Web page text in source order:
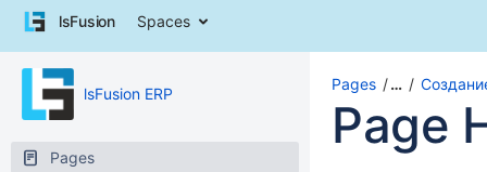
Skip
content
Skip
breadcrumbs
lsFusion Spaces
lsFusion ERP
Pages
Pages …
Page